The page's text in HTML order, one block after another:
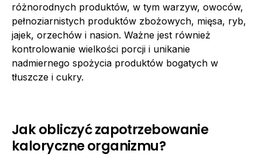
różnorodnych produktów, w tym warzyw, owoców,
pełnoziarnistych produktów zbożowych, mięsa, ryb,
jajek, orzechów i nasion. Ważne jest również
kontrolowanie wielkości porcji i unikanie
nadmiernego spożycia produktów bogatych w
tłuszcze i cukry.
Jak obliczyć zapotrzebowanie
kaloryczne organizmu?